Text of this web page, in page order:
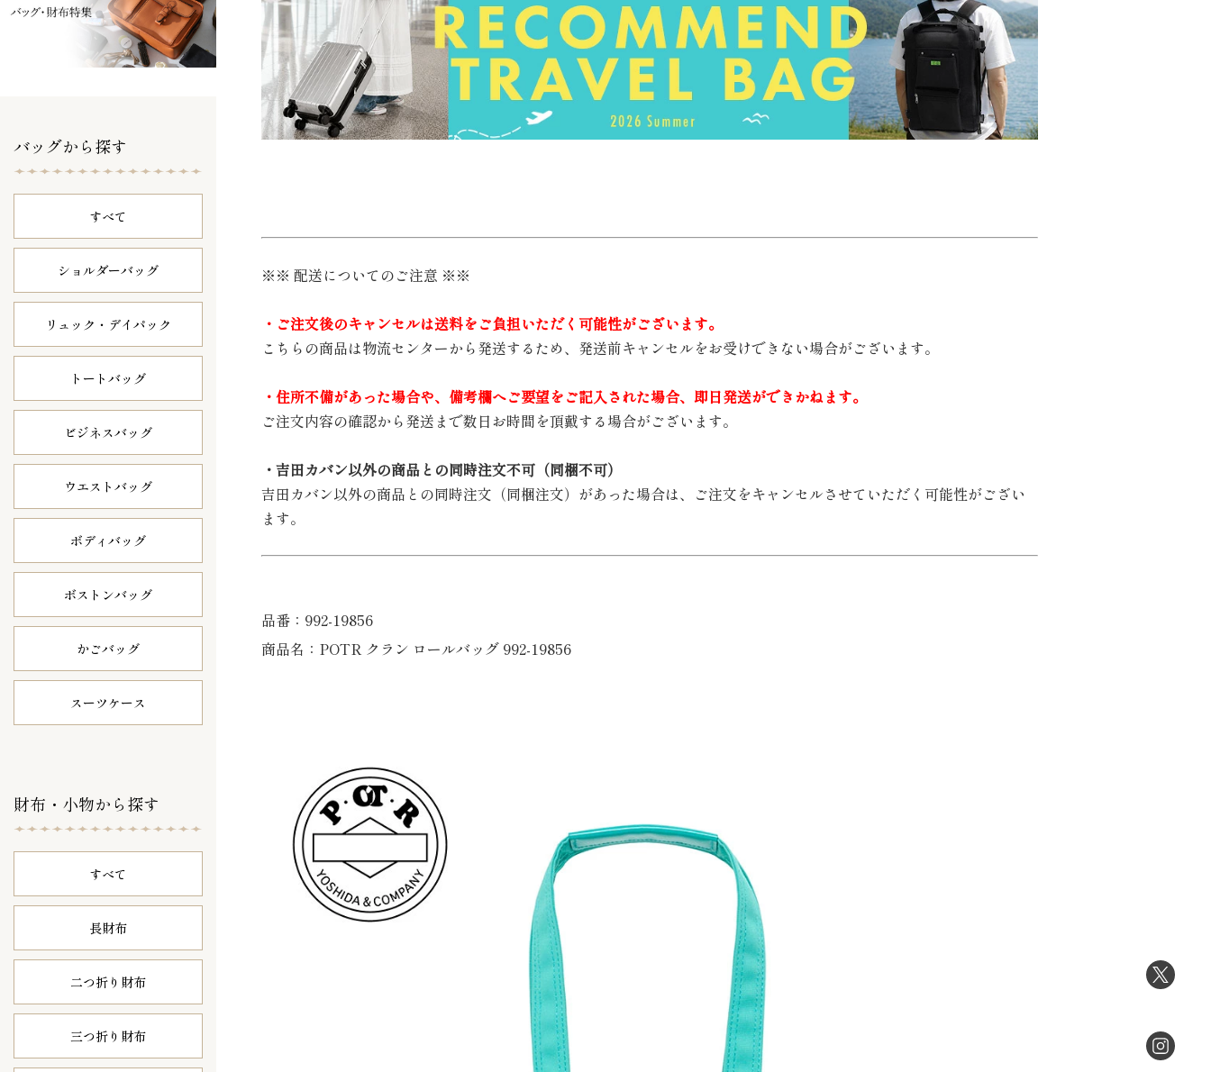
バッグから探す
すべて
ショルダーバッグ
リュック・ デイパック
トートバッグ
ビジネスバッグ
ウエストバッグ
ボディバッグ
ボストンバッグ
かごバッグ
スーツケース
財布・小物から探す
すべて
長財布
二つ折り財布
三つ折り財布
※※ 配送についてのご注意 ※※
・ご注文後のキャンセルは送料をご負担いただく可能性がございます。
こちらの商品は物流センターから発送するため、発送前キャンセルをお受けできない場合がございます。
・住所不備があった場合や、備考欄へご要望をご記入された場合、即日発送ができかねます。
ご注文内容の確認から発送まで数日お時間を頂戴する場合がございます。
・吉田カバン以外の商品との同時注文不可（同梱不可）
吉田カバン以外の商品との同時注文（同梱注文）があった場合は、ご注文をキャンセルさせていただく可能性がござい
ます。
品番：992-19856
商品名：POTR クラン ロールバッグ 992-19856